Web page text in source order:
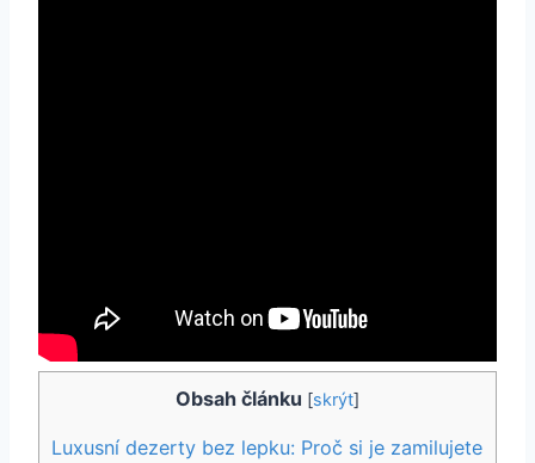
Obsah článku [skrýt]
Luxusní dezerty bez lepku: Proč si je zamilujete